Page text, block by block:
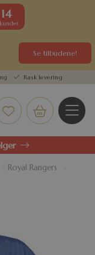
14
Se tilbudene!
Rask levering
Royal Rangers